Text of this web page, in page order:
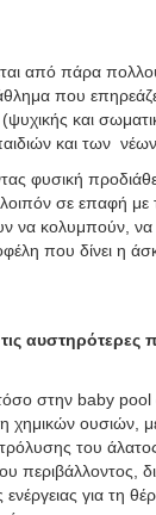
από πάρα
που
και
και των νέων.
φυσική
σε επαφή με
να κολυμπούν, να
που δίνει η
τις αυστηρότερες
στην baby pool
χημικών ουσιών,
του
περιβάλλοντος,
για τη